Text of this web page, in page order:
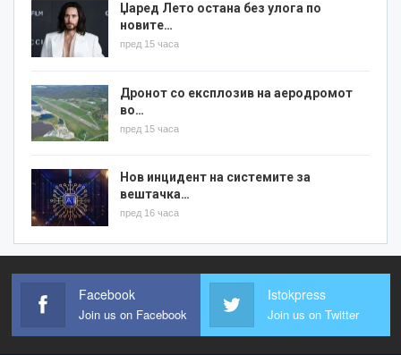
Џаред Лето остана без улога по
новите…
пред 15 часа
Дронот со експлозив на аеродромот
во…
пред 15 часа
Нов инцидент на системите за
вештачка…
пред 16 часа
Facebook
Join us on Facebook
Istokpress
Join us on Twitter